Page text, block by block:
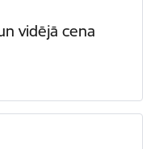
vidējā cena